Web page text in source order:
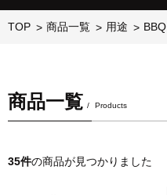
TOP 商品一覧 用途 BBQ
商品一覧 Products
35件の商品が見つかりました